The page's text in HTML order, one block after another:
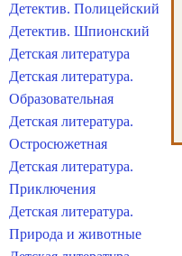
Детектив. Полицейский
Детектив. Шпионский
Детская литература
Детская литература.
Образовательная
Детская литература.
Остросюжетная
Детская литература.
Приключения
Детская литература.
Природа и животные